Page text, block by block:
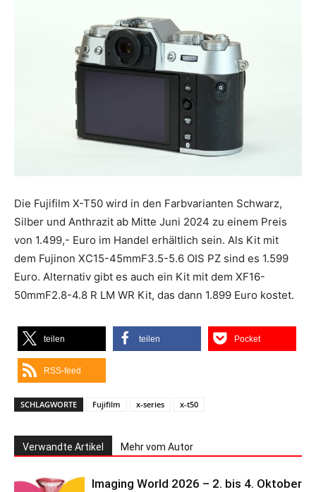
Die Fujifilm X-T50 wird in den Farbvarianten Schwarz,
Silber und Anthrazit ab Mitte Juni 2024 zu einem Preis
von 1.499,- Euro im Handel erhältlich sein. Als Kit mit
dem Fujinon XC15-45mmF3.5-5.6 OIS PZ sind es 1.599
Euro. Alternativ gibt es auch ein Kit mit dem XF16-
50mmF2.8-4.8 R LM WR Kit, das dann 1.899 Euro kostet.
teilen teilen Pocket
RSS-feed
SCHLAGWORTE Fujifilm x-series x-t50
Verwandte Artikel Mehr vom Autor
Imaging World 2026 – 2. bis 4. Oktober